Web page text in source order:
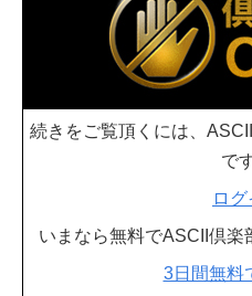
続きをご覧頂くには、
で
ロ
いまなら無料でASCII倶楽
3日間無料